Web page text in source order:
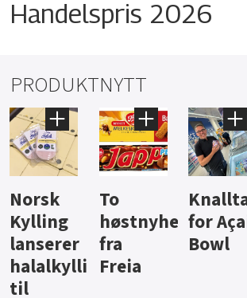
Handelspris 2026
PRODUKTNYTT
Knalltall
for Açai
Bowl
Aass vil
bli
førstevalg
i lite-
Brus
jus fra